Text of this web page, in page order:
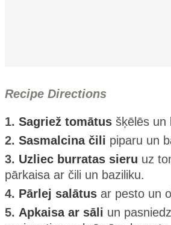
Recipe Directions
1. Sagriež tomātus šķēlēs un
2. Sasmalcina čili piparu un
3. Uzliec burratas sieru uz
pārkaisa ar čili un baziliku.
4. Pārlej salātus ar pesto un
5. Apkaisa ar sāli un